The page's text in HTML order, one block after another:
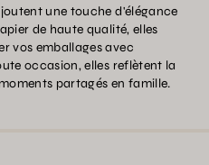
une touche d'élégance
de haute qualité, elles
vos emballages avec
occasion, elles reflètent la
partagés en famille.